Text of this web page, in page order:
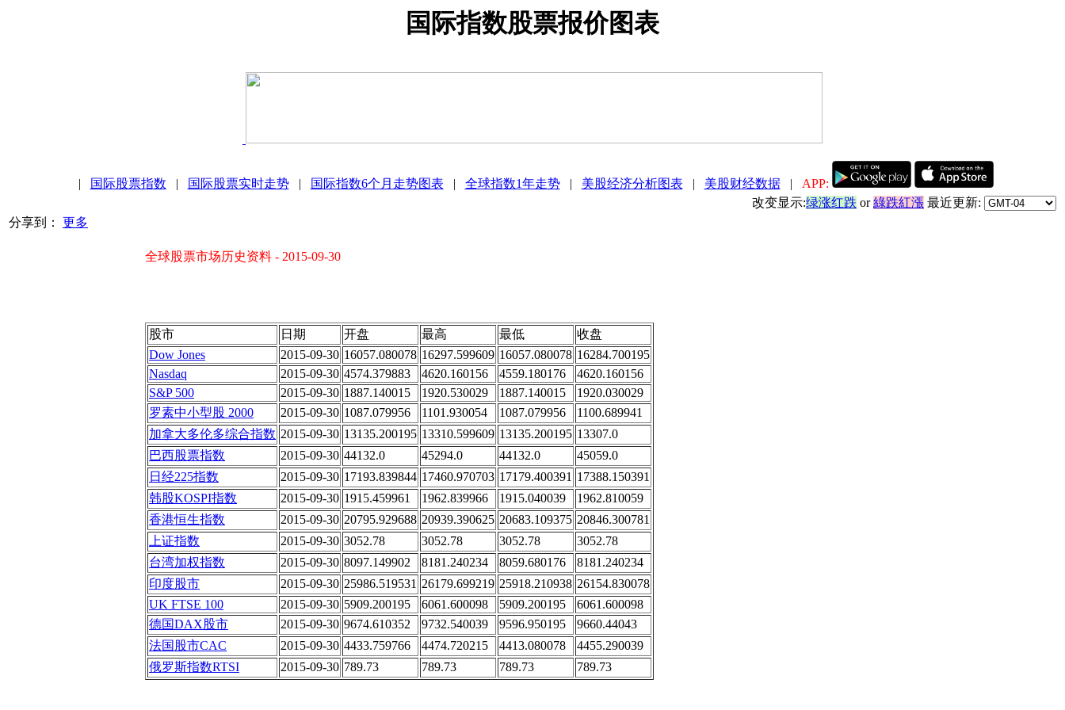
国际指数股票报价图表
| 国际股票指数 | 国际股票实时走势| 国际指数6个月走势图表 | 全球指数1年走势| 美股经济分析图表 | 美股财经数据| APP:
改变显示:绿涨红跌 or綠跌紅漲 最近更新:
分享到：
更多
全球股票市场历史资料 - 2015-09-30
股市 日期 开盘 最高 最低
收盘
Dow Jones
2015-09-30 16057.080078 16297.599609 16057.080078 16284.700195
Nasdaq
2015-09-30 4574.379883 4620.160156 4559.180176
4620.160156
S&P 500
2015-09-30 1887.140015 1920.530029 1887.140015
1920.030029
罗素中小型股 2000
2015-09-30 1087.079956 1101.930054 1087.079956
1100.689941
加拿大多伦多综合指数 2015-09-30 13135.200195 13310.599609 13135.200195 13307.0
巴西股票指数
2015-09-30 44132.0 45294.0 44132.0
45059.0
日经225指数
2015-09-30 17193.839844 17460.970703 17179.400391 17388.150391
韩股KOSPI指数
2015-09-30 1915.459961 1962.839966 1915.040039
1962.810059
香港恒生指数
2015-09-30 20795.929688 20939.390625 20683.109375 20846.300781
上证指数
2015-09-30 3052.78 3052.78 3052.78
3052.78
台湾加权指数
2015-09-30 8097.149902 8181.240234 8059.680176
8181.240234
印度股市
2015-09-30 25986.519531 26179.699219 25918.210938 26154.830078
UK FTSE 100
2015-09-30 5909.200195 6061.600098 5909.200195
6061.600098
德国DAX股市
2015-09-30 9674.610352 9732.540039 9596.950195
9660.44043
法国股市CAC
2015-09-30 4433.759766 4474.720215 4413.080078
4455.290039
俄罗斯指数RTSI
2015-09-30 789.73 789.73 789.73 789.73